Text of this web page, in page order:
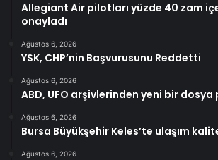
Allegiant Air pilotları yüzde 40 zam
onayladı
Ağustos 6, 2026
YSK, CHP’nin Başvurusunu Reddetti
Ağustos 6, 2026
ABD, UFO arşivlerinden yeni bir dosya
Ağustos 6, 2026
Bursa Büyükşehir Keles’te ulaşım
Ağustos 6, 2026